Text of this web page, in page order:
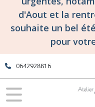
d'Aout et la
souhaite un bel
pour
0642928816